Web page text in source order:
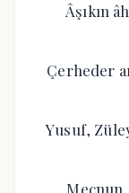
Âşıkın
Çerheder
Yusuf,